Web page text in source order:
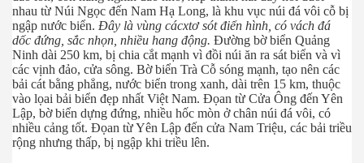
nhau từ Núi Ngọc đến Nam Hạ Long, là khu vục núi đá vôi cỗ bị
ngập nước biển. Đây là vùng cácxtơ sót điển hình, có vách đá
dốc đứng, sắc nhọn, nhiều hang động. Đường bờ biển Quảng
Ninh dài 250 km, bị chia cắt mạnh vì đồi núi ăn ra sát biển và vì
các vịnh đảo, cửa sông. Bờ biển Trà Cỗ sóng mạnh, tạo nên các
bải cát bằng phẳng, nước biển trong xanh, dài trên 15 km, thuộc
vào lọai bải biển đẹp nhất Việt Nam. Đọan từ Cửa Ông đến Yên
Lập, bờ biển dựng đứng, nhiều hốc mòn ở chân núi đá vôi, có
nhiều cảng tốt. Đọan từ Yên Lập đến cửa Nam Triệu, các bải triều
rộng nhưng thấp, bị ngập khi triều lên.